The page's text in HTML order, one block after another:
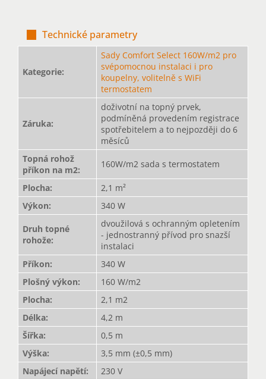
Technické parametry
Kategorie:
Sady Comfort Select 160W/m2 pro
svépomocnou instalaci i pro
koupelny, volitelně s WiFi
termostatem
Záruka:
doživotní na topný prvek,
podmíněná provedením registrace
spotřebitelem a to nejpozději do 6
měsíců
Topná rohož
příkon na m2:
160W/m2 sada s termostatem
Plocha:
2,1 m²
Výkon: 340 W
Druh topné
rohože:
dvoužilová s ochranným opletením
- jednostranný přívod pro snazší
instalaci
Příkon:
340 W
Plošný výkon:
160 W/m2
Plocha:
2,1 m2
Délka:
4,2 m
Šířka:
0,5 m
Výška:
3,5 mm (±0,5 mm)
Napájecí napětí:
230 V